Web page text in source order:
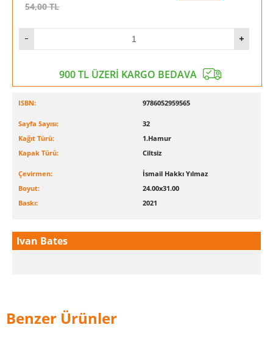
54,00TL
900 TL ÜZERİ KARGO BEDAVA
ISBN: 9786052959565
Sayfa Sayısı:
32
Kağıt Türü:
1.Hamur
Kapak Türü:
Ciltsiz
Çevirmen:
İsmail Hakkı Yılmaz
Boyut:
24.00x31.00
Baskı:
2021
Ivan Bates
Benzer Ürünler